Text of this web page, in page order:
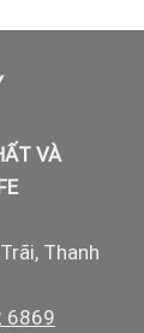
VÀ
Thanh
6869